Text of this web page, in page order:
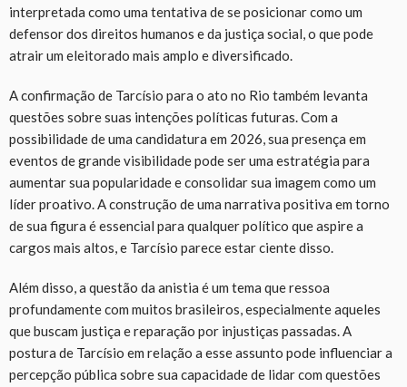
interpretada como uma tentativa de se posicionar como um
defensor dos direitos humanos e da justiça social, o que pode
atrair um eleitorado mais amplo e diversificado.
A confirmação de Tarcísio para o ato no Rio também levanta
questões sobre suas intenções políticas futuras. Com a
possibilidade de uma candidatura em 2026, sua presença em
eventos de grande visibilidade pode ser uma estratégia para
aumentar sua popularidade e consolidar sua imagem como um
líder proativo. A construção de uma narrativa positiva em torno
de sua figura é essencial para qualquer político que aspire a
cargos mais altos, e Tarcísio parece estar ciente disso.
Além disso, a questão da anistia é um tema que ressoa
profundamente com muitos brasileiros, especialmente aqueles
que buscam justiça e reparação por injustiças passadas. A
postura de Tarcísio em relação a esse assunto pode influenciar a
percepção pública sobre sua capacidade de lidar com questões